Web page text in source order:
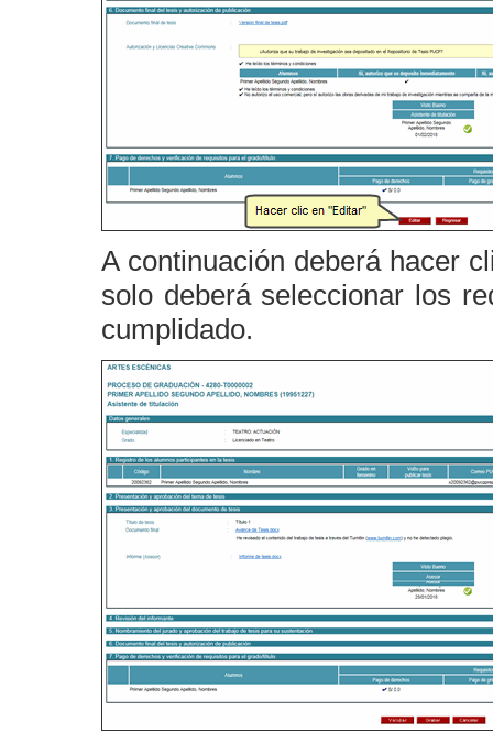
A continuación deberá hacer
solo deberá seleccionar los
cumplidado.